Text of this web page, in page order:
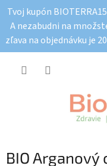
obsah
Tvoj kupón
A nezabudni na
zľava na objednávku je
BIO Arganový